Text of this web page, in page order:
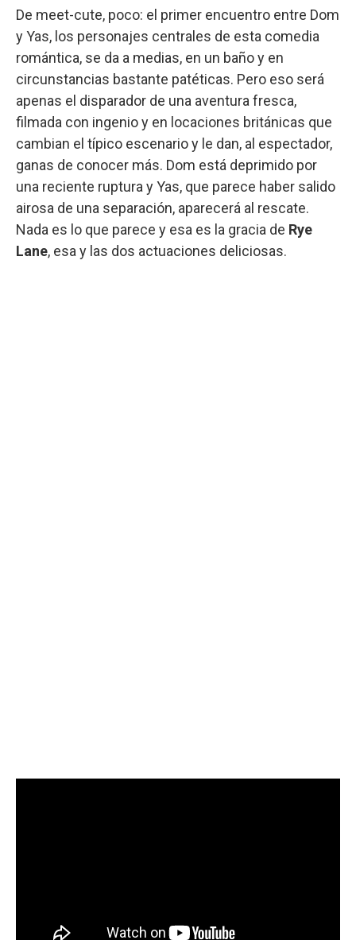
De meet-cute, poco: el primer encuentro entre Dom
y Yas, los personajes centrales de esta comedia
romántica, se da a medias, en un baño y en
circunstancias bastante patéticas. Pero eso será
apenas el disparador de una aventura fresca,
filmada con ingenio y en locaciones británicas que
cambian el típico escenario y le dan, al espectador,
ganas de conocer más. Dom está deprimido por
una reciente ruptura y Yas, que parece haber salido
airosa de una separación, aparecerá al rescate.
Nada es lo que parece y esa es la gracia de Rye
Lane, esa y las dos actuaciones deliciosas.